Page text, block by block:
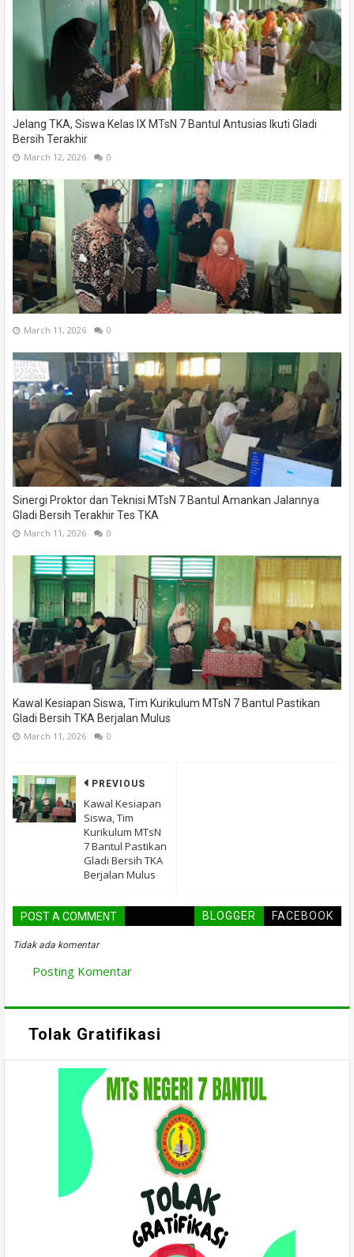
Jelang TKA, Siswa Kelas IX MTsN 7 Bantul Antusias Ikuti Gladi
Bersih Terakhir
March 12, 2026 0
March 11, 2026 0
Sinergi Proktor dan Teknisi MTsN 7 Bantul Amankan Jalannya
Gladi Bersih Terakhir Tes TKA
March 11, 2026 0
Kawal Kesiapan Siswa, Tim Kurikulum MTsN 7 Bantul Pastikan
Gladi Bersih TKA Berjalan Mulus
March 11, 2026 0
PREVIOUS
Kawal Kesiapan
Siswa, Tim
Kurikulum MTsN
7 Bantul Pastikan
Gladi Bersih TKA
Berjalan Mulus
POST A COMMENT BLOGGER FACEBOOK
Tidak ada komentar
Posting Komentar
Tolak Gratifikasi